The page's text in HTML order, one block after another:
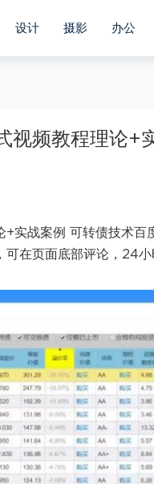
设计 摄影 办公
视频教程理论
+实战案例 可转债技术
在页面底部评论，24小